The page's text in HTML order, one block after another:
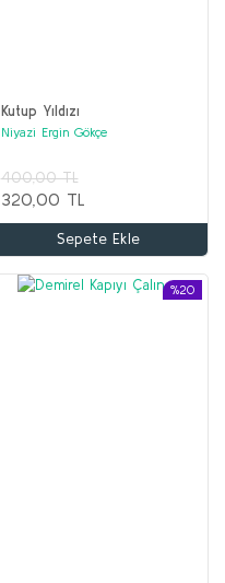
Kutup Yıldızı
Niyazi Ergin Gökçe
400,00 TL
320,00 TL
Sepete Ekle
%20